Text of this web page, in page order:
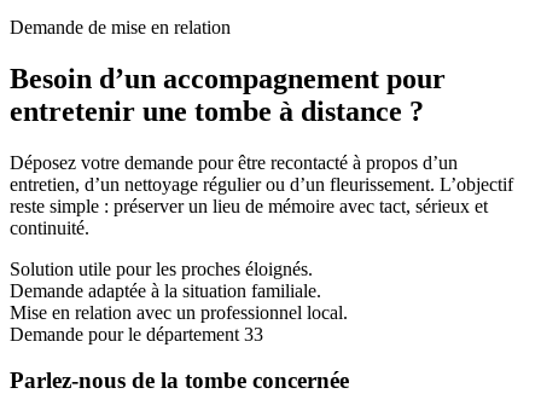
Demande de mise en relation
Besoin d’un accompagnement pour
entretenir une tombe à distance ?
Déposez votre demande pour être recontacté à propos d’un
entretien, d’un nettoyage régulier ou d’un fleurissement. L’objectif
reste simple : préserver un lieu de mémoire avec tact, sérieux et
continuité.
Solution utile pour les proches éloignés.
Demande adaptée à la situation familiale.
Mise en relation avec un professionnel local.
Demande pour le département 33
Parlez-nous de la tombe concernée